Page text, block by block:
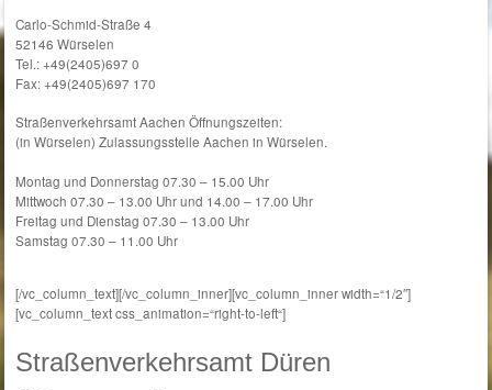
Carlo-Schmid-Straße 4
52146 Würselen
Tel.: +49(2405)697 0
Fax: +49(2405)697 170
Straßenverkehrsamt Aachen Öffnungszeiten:
(in Würselen) Zulassungsstelle Aachen in Würselen.
Montag und Donnerstag 07.30 – 15.00 Uhr
Mittwoch 07.30 – 13.00 Uhr und 14.00 – 17.00 Uhr
Freitag und Dienstag 07.30 – 13.00 Uhr
Samstag 07.30 – 11.00 Uhr
[/vc_column_text][/vc_column_inner][vc_column_inner width=“1/2″]
[vc_column_text css_animation=“right-to-left“]
Straßenverkehrsamt Düren